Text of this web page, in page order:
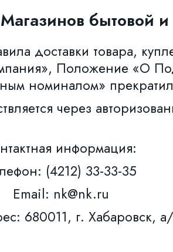
бытовой
доставки товара,
Положение «О
номиналом»
через
информация:
(4212) 33-33-35
Email: nk@nk.ru
680011, г. Хабаровск,